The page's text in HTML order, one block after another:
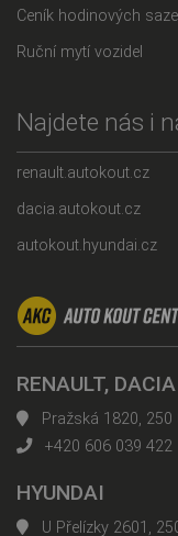
Ceník hodinových
Ruční mytí vozidel
Najdete nás i
renault.autokout.cz
dacia.autokout.cz
autokout.hyundai.cz
RENAULT, DACIA
Pražská 1820,
+420 606 039 422
HYUNDAI
U Přelízky 2601,